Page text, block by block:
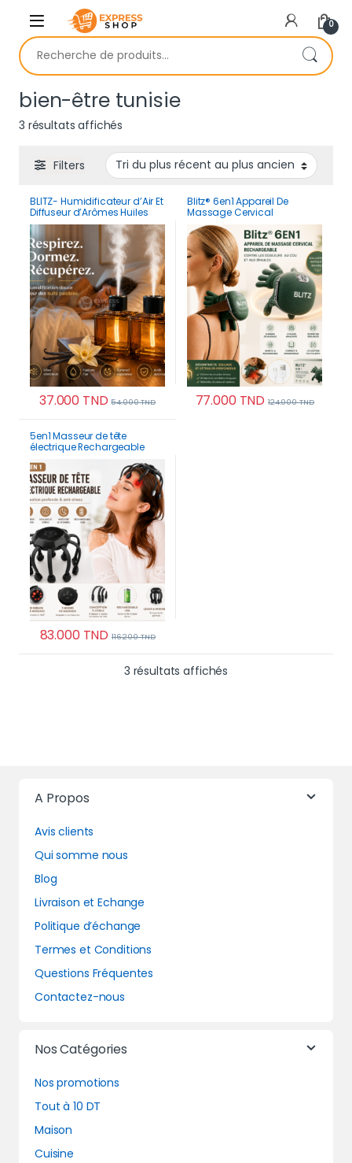
Skip to navigation
Skip to content
0
Recherche pour :
bien-être tunisie
3 résultats affichés
Filters
BLITZ- Humidificateur d’Air Et
Diffuseur d’Arômes Huiles
Essentielles 500 ml
Rechargeable & Portable
37.000 TND 54.000TND
Blitz® 6en1 Appareil De
Massage Cervical
Rechargeable Contre Les
Douleurs Au Cou Et Aux
épaules
77.000TND 124.000TND
5en1 Masseur de tête
électrique Rechargeable
relaxation profonde et anti
stress
83.000TND 116.200TND
3 résultats affichés
A Propos
Avis clients
Qui somme nous
Blog
Livraison et Echange
Politique d’échange
Termes et Conditions
Questions Fréquentes
Contactez-nous
Nos Catégories
Nos promotions
Tout à 10 DT
Maison
Cuisine